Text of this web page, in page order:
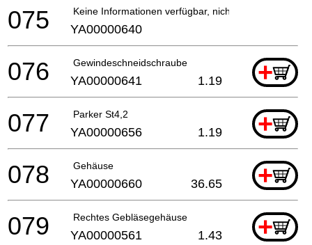
Keine Informationen verfügbar, nicht bestellbar
075 YA00000640
Gewindeschneidschraube +
076 YA00000641 1.19
Parker St4,2 +
077 YA00000656 1.19
Gehäuse +
078 YA00000660 36.65
Rechtes Gebläsegehäuse +
079 YA00000561 1.43